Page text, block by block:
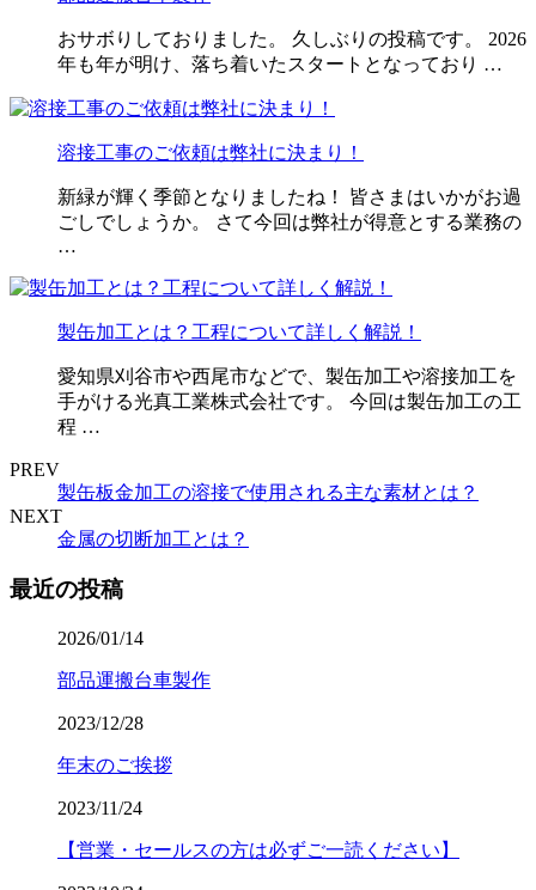
おサボりしておりました。 久しぶりの投稿です。 2026
年も年が明け、落ち着いたスタートとなっており …
溶接工事のご依頼は弊社に決まり！
新緑が輝く季節となりましたね！ 皆さまはいかがお過
ごしでしょうか。 さて今回は弊社が得意とする業務の
…
製缶加工とは？工程について詳しく解説！
愛知県刈谷市や西尾市などで、製缶加工や溶接加工を
手がける光真工業株式会社です。 今回は製缶加工の工
程 …
PREV
製缶板金加工の溶接で使用される主な素材とは？
NEXT
金属の切断加工とは？
最近の投稿
2026/01/14
部品運搬台車製作
2023/12/28
年末のご挨拶
2023/11/24
【営業・セールスの方は必ずご一読ください】